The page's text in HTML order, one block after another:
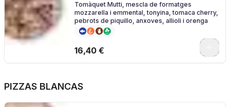
Tomàquet Mutti, mescla de formatges
mozzarella i emmental, tonyina, tomaca cherry,
pebrots de piquillo, anxoves, allioli i orenga
16,40 €
PIZZAS BLANCAS